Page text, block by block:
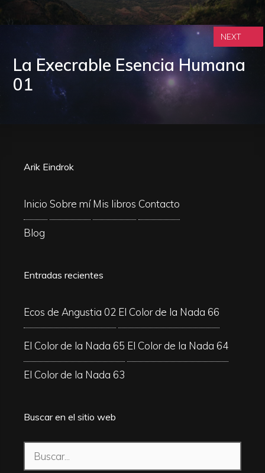
La Execrable Esencia Humana
01
NEXT
Arik Eindrok
Inicio Sobre mí Mis libros Contacto
Blog
Entradas recientes
Ecos de Angustia 02 El Color de la Nada 66
El Color de la Nada 65 El Color de la Nada 64
El Color de la Nada 63
Buscar en el sitio web
Buscar: